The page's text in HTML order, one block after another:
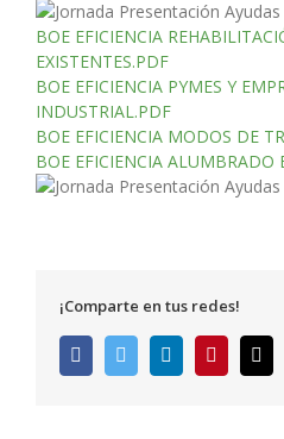
BOE EFICIENCIA
EXISTENTES.PDF
BOE EFICIENCIA PYMES Y
INDUSTRIAL.PDF
BOE EFICIENCIA MODOS DE
BOE EFICIENCIA ALUMBRADO
¡Comparte en tus redes!
FacebookTwitter LinkedInPinterest